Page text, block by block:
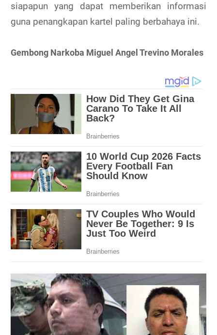
siapapun yang dapat memberikan informasi
guna penangkapan kartel paling berbahaya ini.
Gembong Narkoba Miguel Angel Trevino Morales